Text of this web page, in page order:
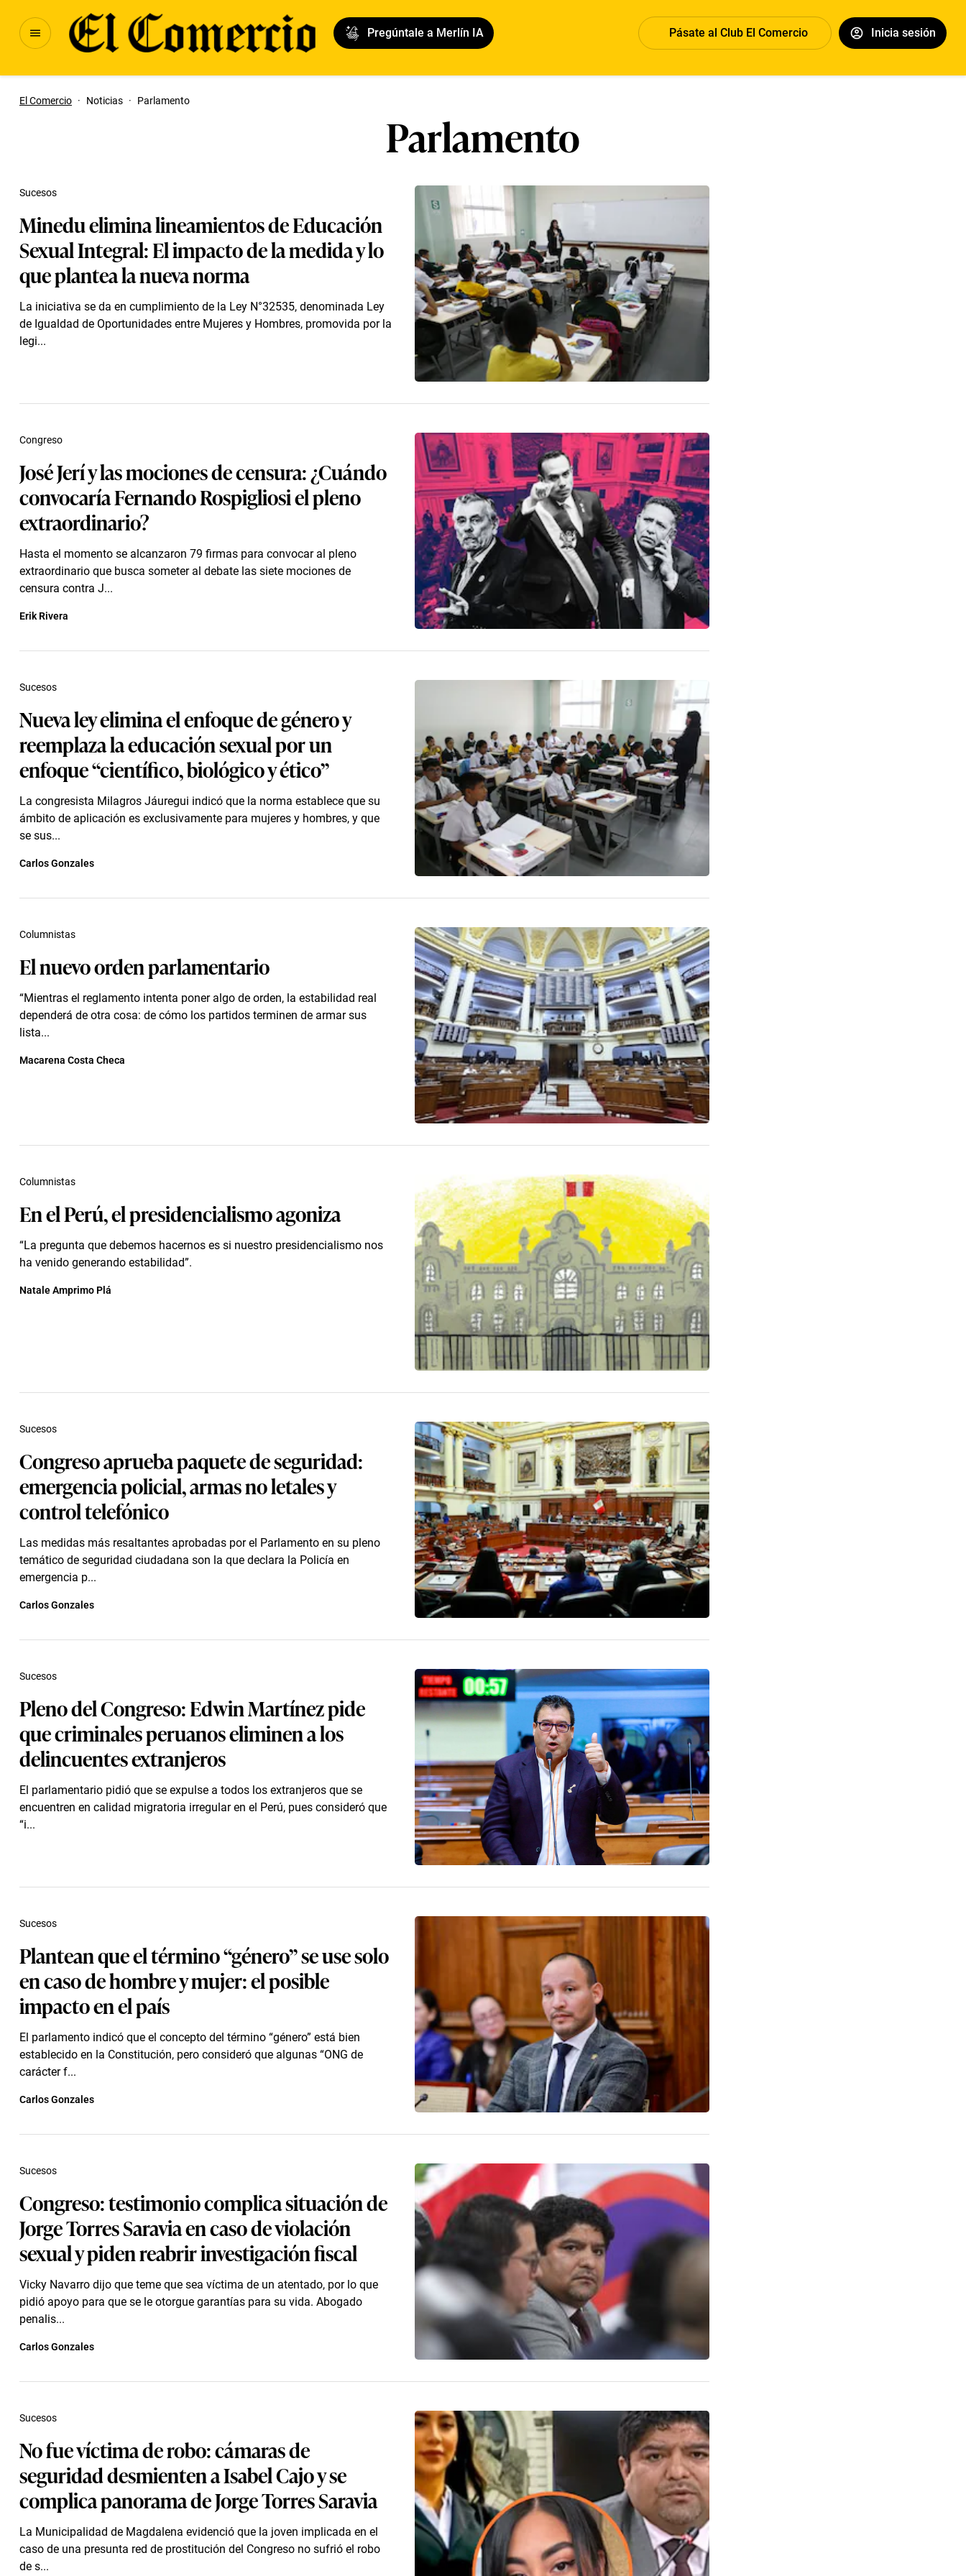
Pregúntale a Merlín IA Pásate al Club El Comercio Inicia sesión
El Comercio · Noticias · Parlamento
Parlamento
Minedu elimina lineamientos de Educación
Sexual Integral: El impacto de la medida y lo
que plantea la nueva norma
La iniciativa se da en cumplimiento de la Ley N°32535, denominada Ley
de Igualdad de Oportunidades entre Mujeres y Hombres, promovida por la
legi...
Sucesos
José Jerí y las mociones de censura: ¿Cuándo
convocaría Fernando Rospigliosi el pleno
extraordinario?
Hasta el momento se alcanzaron 79 firmas para convocar al pleno
extraordinario que busca someter al debate las siete mociones de
censura contra J...
Congreso
Erik Rivera
Nueva ley elimina el enfoque de género y
reemplaza la educación sexual por un
enfoque “científico, biológico y ético”
La congresista Milagros Jáuregui indicó que la norma establece que su
ámbito de aplicación es exclusivamente para mujeres y hombres, y que
se sus...
Sucesos
Carlos Gonzales
El nuevo orden parlamentario
“Mientras el reglamento intenta poner algo de orden, la estabilidad real
dependerá de otra cosa: de cómo los partidos terminen de armar sus
lista...
Columnistas
Macarena Costa Checa
En el Perú, el presidencialismo agoniza
“La pregunta que debemos hacernos es si nuestro presidencialismo nos
ha venido generando estabilidad”.
Columnistas
Natale Amprimo Plá
Congreso aprueba paquete de seguridad:
emergencia policial, armas no letales y
control telefónico
Las medidas más resaltantes aprobadas por el Parlamento en su pleno
temático de seguridad ciudadana son la que declara la Policía en
emergencia p...
Sucesos
Carlos Gonzales
Pleno del Congreso: Edwin Martínez pide
que criminales peruanos eliminen a los
delincuentes extranjeros
El parlamentario pidió que se expulse a todos los extranjeros que se
encuentren en calidad migratoria irregular en el Perú, pues consideró que
“i...
Sucesos
Plantean que el término “género” se use solo
en caso de hombre y mujer: el posible
impacto en el país
El parlamento indicó que el concepto del término “género” está bien
establecido en la Constitución, pero consideró que algunas “ONG de
carácter f...
Sucesos
Carlos Gonzales
Congreso: testimonio complica situación de
Jorge Torres Saravia en caso de violación
sexual y piden reabrir investigación fiscal
Vicky Navarro dijo que teme que sea víctima de un atentado, por lo que
pidió apoyo para que se le otorgue garantías para su vida. Abogado
penalis...
Sucesos
Carlos Gonzales
No fue víctima de robo: cámaras de
seguridad desmienten a Isabel Cajo y se
complica panorama de Jorge Torres Saravia
La Municipalidad de Magdalena evidenció que la joven implicada en el
caso de una presunta red de prostitución del Congreso no sufrió el robo
de s...
Sucesos